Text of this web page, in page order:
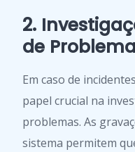
2.
de
Em caso de
papel crucial na
problemas. As
sistema permitem